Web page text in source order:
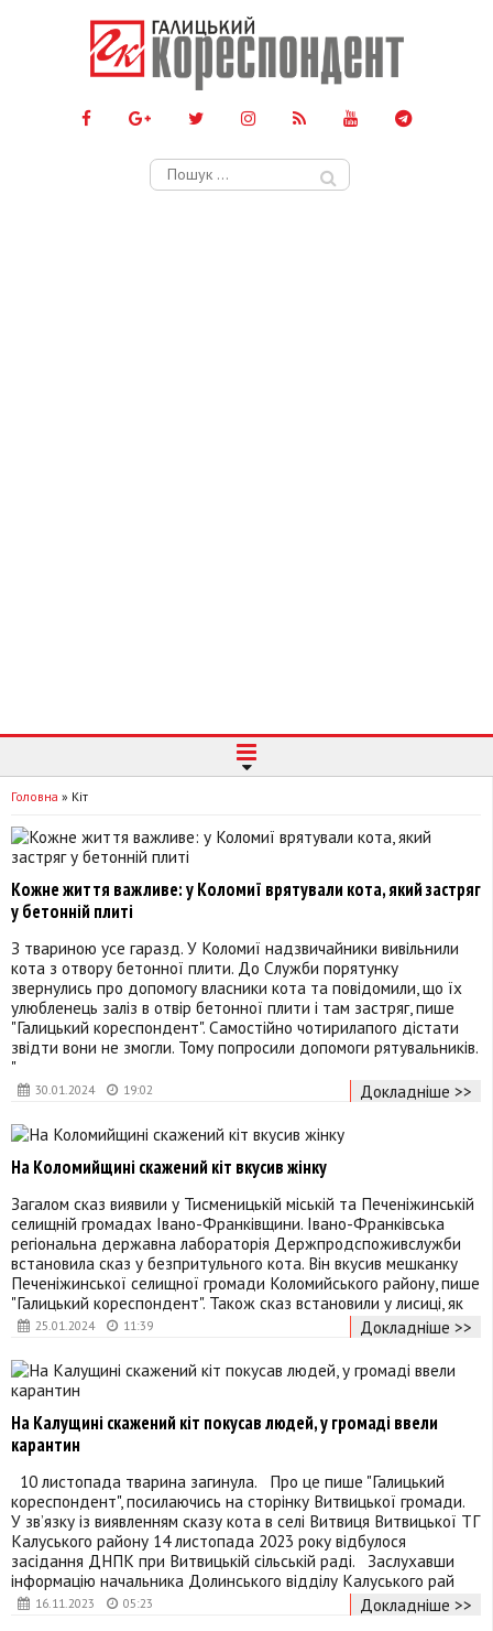
Пошук:
Головна » Кіт
30.01.2024 19:02
Кожне життя важливе: у Коломиї врятували кота, який застряг
у бетонній плиті
З твариною усе гаразд. У Коломиї надзвичайники вивільнили
кота з отвору бетонної плити. До Служби порятунку
звернулись про допомогу власники кота та повідомили, що їх
улюбленець заліз в отвір бетонної плити і там застряг, пише
"Галицький кореспондент". Самостійно чотирилапого дістати
звідти вони не змогли. Тому попросили допомоги рятувальників.
"
Докладніше >>
25.01.2024 11:39
На Коломийщині скажений кіт вкусив жінку
Загалом сказ виявили у Тисменицькій міській та Печеніжинській
селищній громадах Івано-Франківщини. Івано-Франківська
регіональна державна лабораторія Держпродспоживслужби
встановила сказ у безпритульного кота. Він вкусив мешканку
Печеніжинської селищної громади Коломийського району, пише
"Галицький кореспондент". Також сказ встановили у лисиці, як
Докладніше >>
16.11.2023 05:23
На Калущині скажений кіт покусав людей, у громаді ввели
карантин
10 листопада тварина загинула. Про це пише "Галицький
кореспондент", посилаючись на сторінку Витвицької громади.
У зв’язку із виявленням сказу кота в селі Витвиця Витвицької ТГ
Калуського району 14 листопада 2023 року відбулося
засідання ДНПК при Витвицькій сільській раді. Заслухавши
інформацію начальника Долинського відділу Калуського рай
Докладніше >>